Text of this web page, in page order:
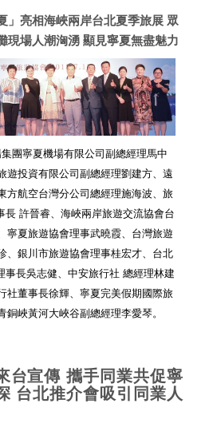
」亮相海峽兩岸台北夏季旅展 眾
現場人潮洶湧 顯見寧夏無盡魅力
團寧夏機場有限公司副總經理馬中
遊投資有限公司副總經理劉建方、遠
方航空台灣分公司總經理施海波、旅
長 許晉睿、海峽兩岸旅遊交流協會台
寧夏旅遊協會理事武曉霞、台灣旅遊
、銀川市旅遊協會理事桂宏才、台北
事長吳志健、中安旅行社 總經理林建
社董事長徐輝、寧夏完美假期國際旅
銅峽黃河大峽谷副總經理李愛琴。
台宣傳 攜手同業共促寧
台北推介會吸引同業人